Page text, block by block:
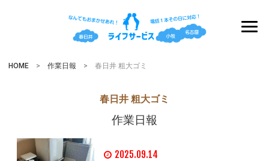
HOME > 作業日報 > 春日井 粗大ゴミ
春日井 粗大ゴミ
作業日報
2025.09.14